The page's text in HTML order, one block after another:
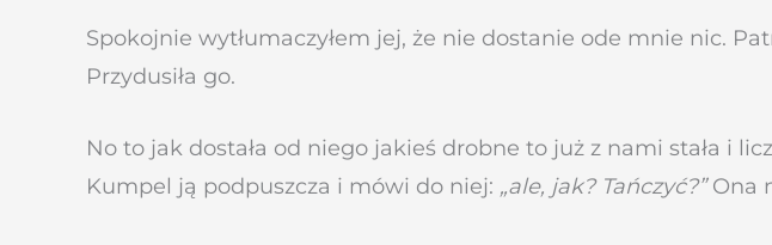
Spokojnie wytłumaczyłem jej, że nie dostanie ode mnie nic.
Przydusiła go.
No to jak dostała od niego jakieś drobne to już z nami stała i
Kumpel ją podpuszcza i mówi do niej: „ale, jak? Tańczyć?”Ona